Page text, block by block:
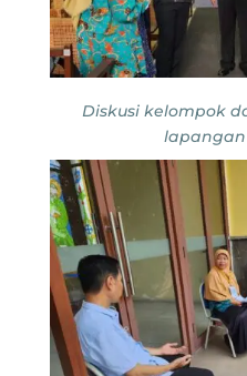
Diskusi kelompok
lapangan